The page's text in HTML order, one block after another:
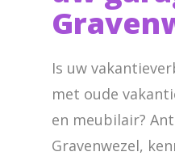
Is uw
met oude
en meubilair?
Gravenwezel,